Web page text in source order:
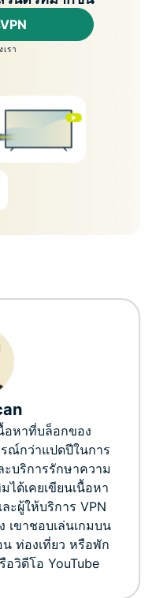
รา
อหาที่บล็อกของ
ณ์กว่าแปดปีในการ
ะบริการรักษาความ
ด้เคยเขียนเนื้อหา
ะผู้ให้บริการ VPN
เขาชอบเล่นเกมบน
น ท่องเที่ยว หรือพัก
วิดีโอ YouTube